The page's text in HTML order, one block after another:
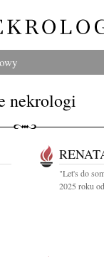
nekrologi
"Let's do
2025 roku